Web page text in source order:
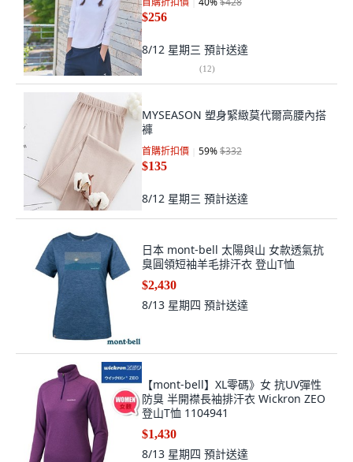
$256
8/12 星期三 預計送達
(12)
MYSEASON 塑身緊緻莫代爾高腰內搭
褲
首購折扣價 59%$332
$135
8/12 星期三 預計送達
日本 mont-bell 太陽與山 女款透氣抗
臭圓領短袖羊毛排汗衣 登山T恤
$2,430
8/13 星期四 預計送達
【mont-bell】XL零碼》女 抗UV彈性
防臭 半開襟長袖排汗衣 Wickron ZEO
登山T恤 1104941
$1,430
8/13 星期四 預計送達